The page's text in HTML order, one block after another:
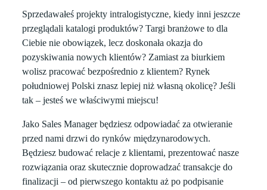
Sprzedawałeś projekty intralogistyczne, kiedy inni jeszcze
przeglądali katalogi produktów? Targi branżowe to dla
Ciebie nie obowiązek, lecz doskonała okazja do
pozyskiwania nowych klientów? Zamiast za biurkiem
wolisz pracować bezpośrednio z klientem?Rynek
południowej Polski znasz lepiej niż własną okolicę? Jeśli
tak – jesteś we właściwymi miejscu!
Jako Sales Manager będziesz odpowiadać za otwieranie
przed nami drzwi do rynków międzynarodowych.
Będziesz budować relacje z klientami, prezentować nasze
rozwiązania oraz skutecznie doprowadzać transakcje do
finalizacji – od pierwszego kontaktu aż po podpisanie